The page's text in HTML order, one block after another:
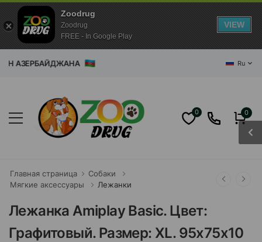
АЗЕРБАЙДЖАНА Ru
0 0
Главная страница
Собаки
Мягкие аксессуары
Лежанки
Лежанка Amiplay Basic. Цвет:
Графитовый. Размер: XL. 95x75x10
Zoodrug
Zoodrug
FREE - In Google Play
VIEW